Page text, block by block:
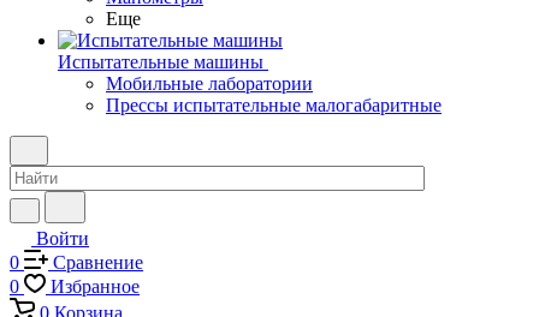
Еще
Испытательные машины
Мобильные лаборатории
Прессы испытательные малогабаритные
Войти
0
Сравнение
0
Избранное
0 Корзина